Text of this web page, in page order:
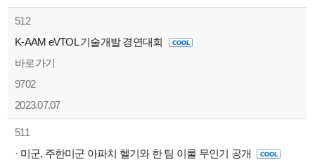
512
K-AAM eVTOL 기술개발 경연대회
바로가기
9702
2023.07.07
511
· 미군, 주한미군 아파치 헬기와 한 팀 이룰 무인기 공개